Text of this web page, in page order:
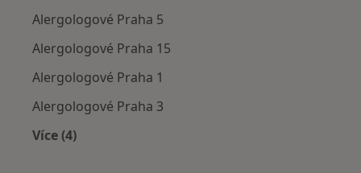
Alergologové Praha 5
Alergologové Praha 15
Alergologové Praha 1
Alergologové Praha 3
Více (4)